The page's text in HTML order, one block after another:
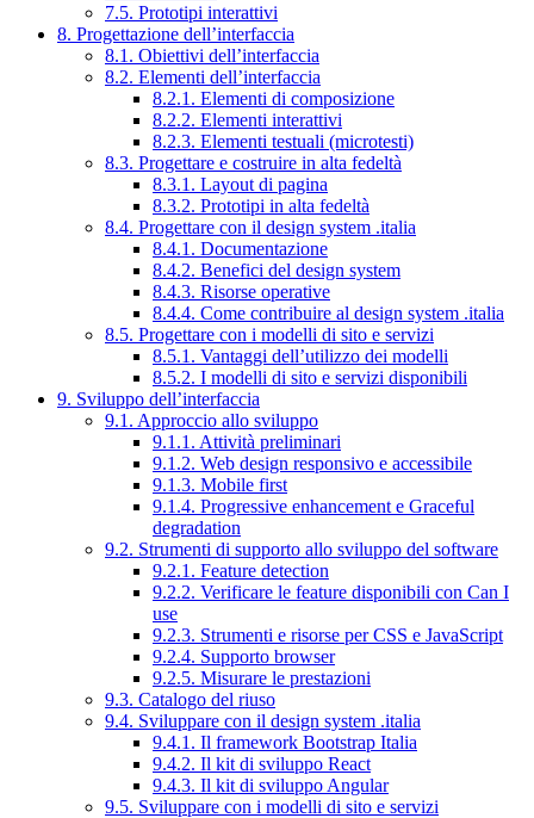
7.5. Prototipi interattivi
8. Progettazione dell’interfaccia
8.1. Obiettivi dell’interfaccia
8.2. Elementi dell’interfaccia
8.2.1. Elementi di composizione
8.2.2. Elementi interattivi
8.2.3. Elementi testuali (microtesti)
8.3. Progettare e costruire in alta fedeltà
8.3.1. Layout di pagina
8.3.2. Prototipi in alta fedeltà
8.4. Progettare con il design system .italia
8.4.1. Documentazione
8.4.2. Benefici del design system
8.4.3. Risorse operative
8.4.4. Come contribuire al design system .italia
8.5. Progettare con i modelli di sito e servizi
8.5.1. Vantaggi dell’utilizzo dei modelli
8.5.2. I modelli di sito e servizi disponibili
9. Sviluppo dell’interfaccia
9.1. Approccio allo sviluppo
9.1.1. Attività preliminari
9.1.2. Web design responsivo e accessibile
9.1.3. Mobile first
9.1.4. Progressive enhancement e Graceful
degradation
9.2. Strumenti di supporto allo sviluppo del software
9.2.1. Feature detection
9.2.2. Verificare le feature disponibili con Can I
use
9.2.3. Strumenti e risorse per CSS e JavaScript
9.2.4. Supporto browser
9.2.5. Misurare le prestazioni
9.3. Catalogo del riuso
9.4. Sviluppare con il design system .italia
9.4.1. Il framework Bootstrap Italia
9.4.2. Il kit di sviluppo React
9.4.3. Il kit di sviluppo Angular
9.5. Sviluppare con i modelli di sito e servizi